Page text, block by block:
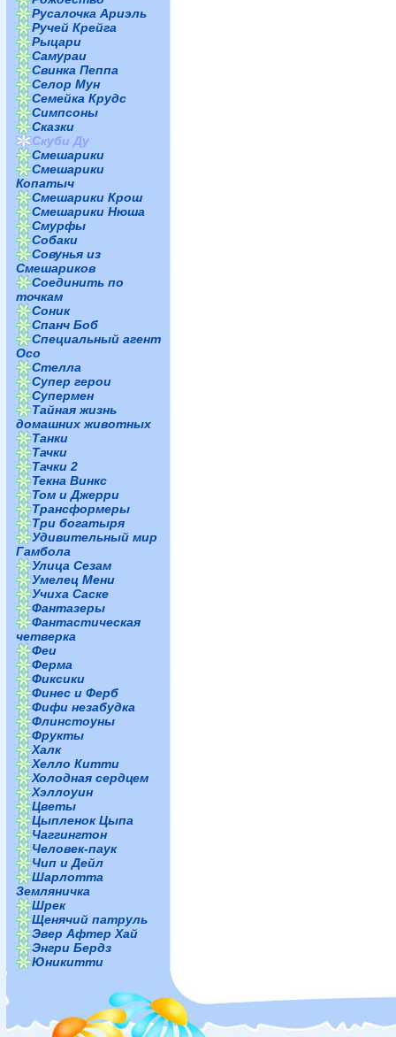
Русалочка Ариэль
Ручей Крейга
Рыцари
Самураи
Свинка Пеппа
Селор Мун
Семейка Крудс
Симпсоны
Сказки
Скуби Ду
Смешарики
Смешарики
Копатыч
Смешарики Крош
Смешарики Нюша
Смурфы
Собаки
Совунья из
Смешариков
Соединить по
точкам
Соник
Спанч Боб
Специальный агент
Осо
Стелла
Супер герои
Супермен
Тайная жизнь
домашних животных
Танки
Тачки
Тачки 2
Текна Винкс
Том и Джерри
Трансформеры
Три богатыря
Удивительный мир
Гамбола
Улица Сезам
Умелец Мени
Учиха Саске
Фантазеры
Фантастическая
четверка
Феи
Ферма
Фиксики
Финес и Ферб
Фифи незабудка
Флинстоуны
Фрукты
Халк
Хелло Китти
Холодная сердцем
Хэллоуин
Цветы
Цыпленок Цыпа
Чаггингтон
Человек-паук
Чип и Дейл
Шарлотта
Земляничка
Шрек
Щенячий патруль
Эвер Афтер Хай
Энгри Бердз
Юникитти